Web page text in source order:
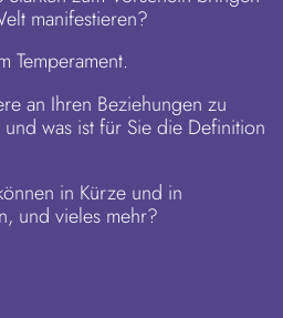
manifestieren?
Temperament.
an Ihren Beziehungen zu
was ist für Sie die Definition
in Kürze und in
und vieles mehr?